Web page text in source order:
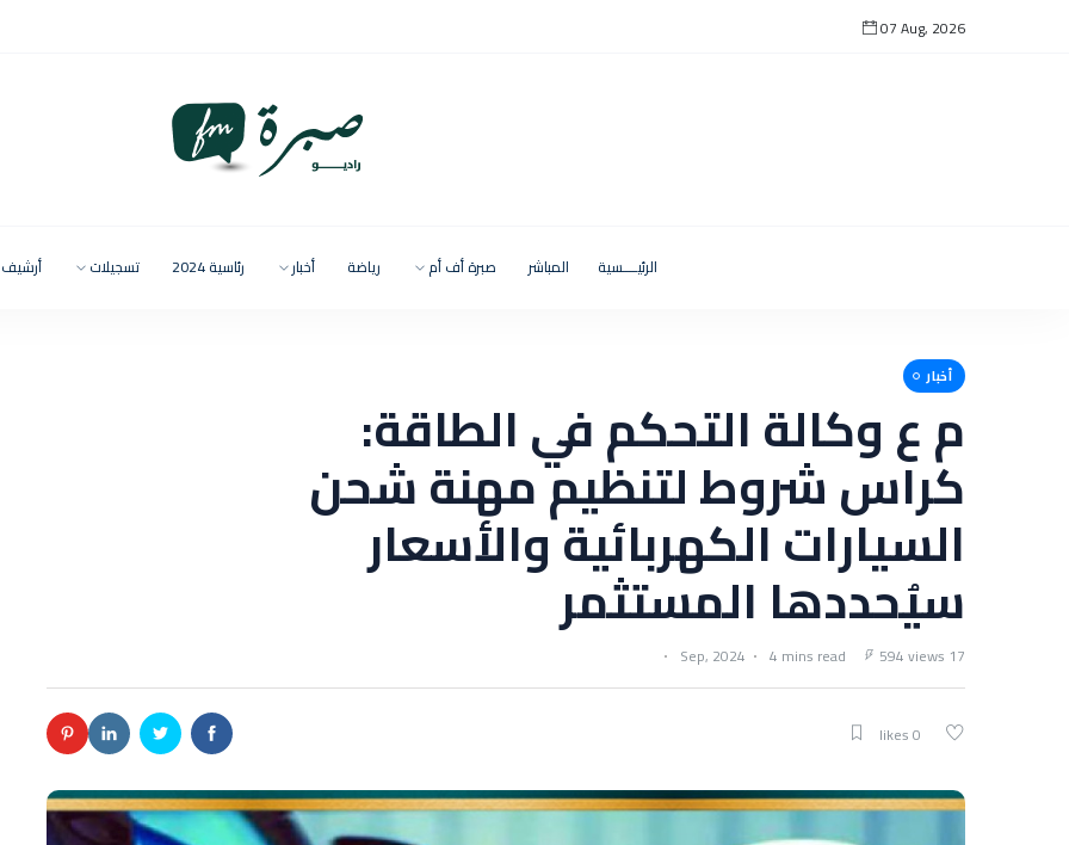
07 Aug, 2026
الرئيــــسية المباشر صبرة أف أم رياضة أخبار رئاسية 2024 تسجيلات أرشيف
أخبار
م ع وكالة التحكم في الطاقة:
كراس شروط لتنظيم مهنة شحن
السيارات الكهربائية والأسعار
سيُحددها المستثمر
17 Sep, 2024
4 mins read 594 views